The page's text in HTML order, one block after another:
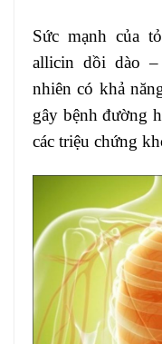
Sức mạnh của
allicin dồi dào
nhiên có khả
gây bệnh đường
các triệu chứng